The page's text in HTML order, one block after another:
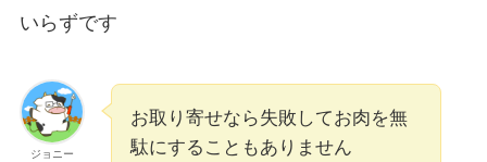
いらずです
ジョニー
お取り寄せなら失敗してお肉を無
駄にすることもありません